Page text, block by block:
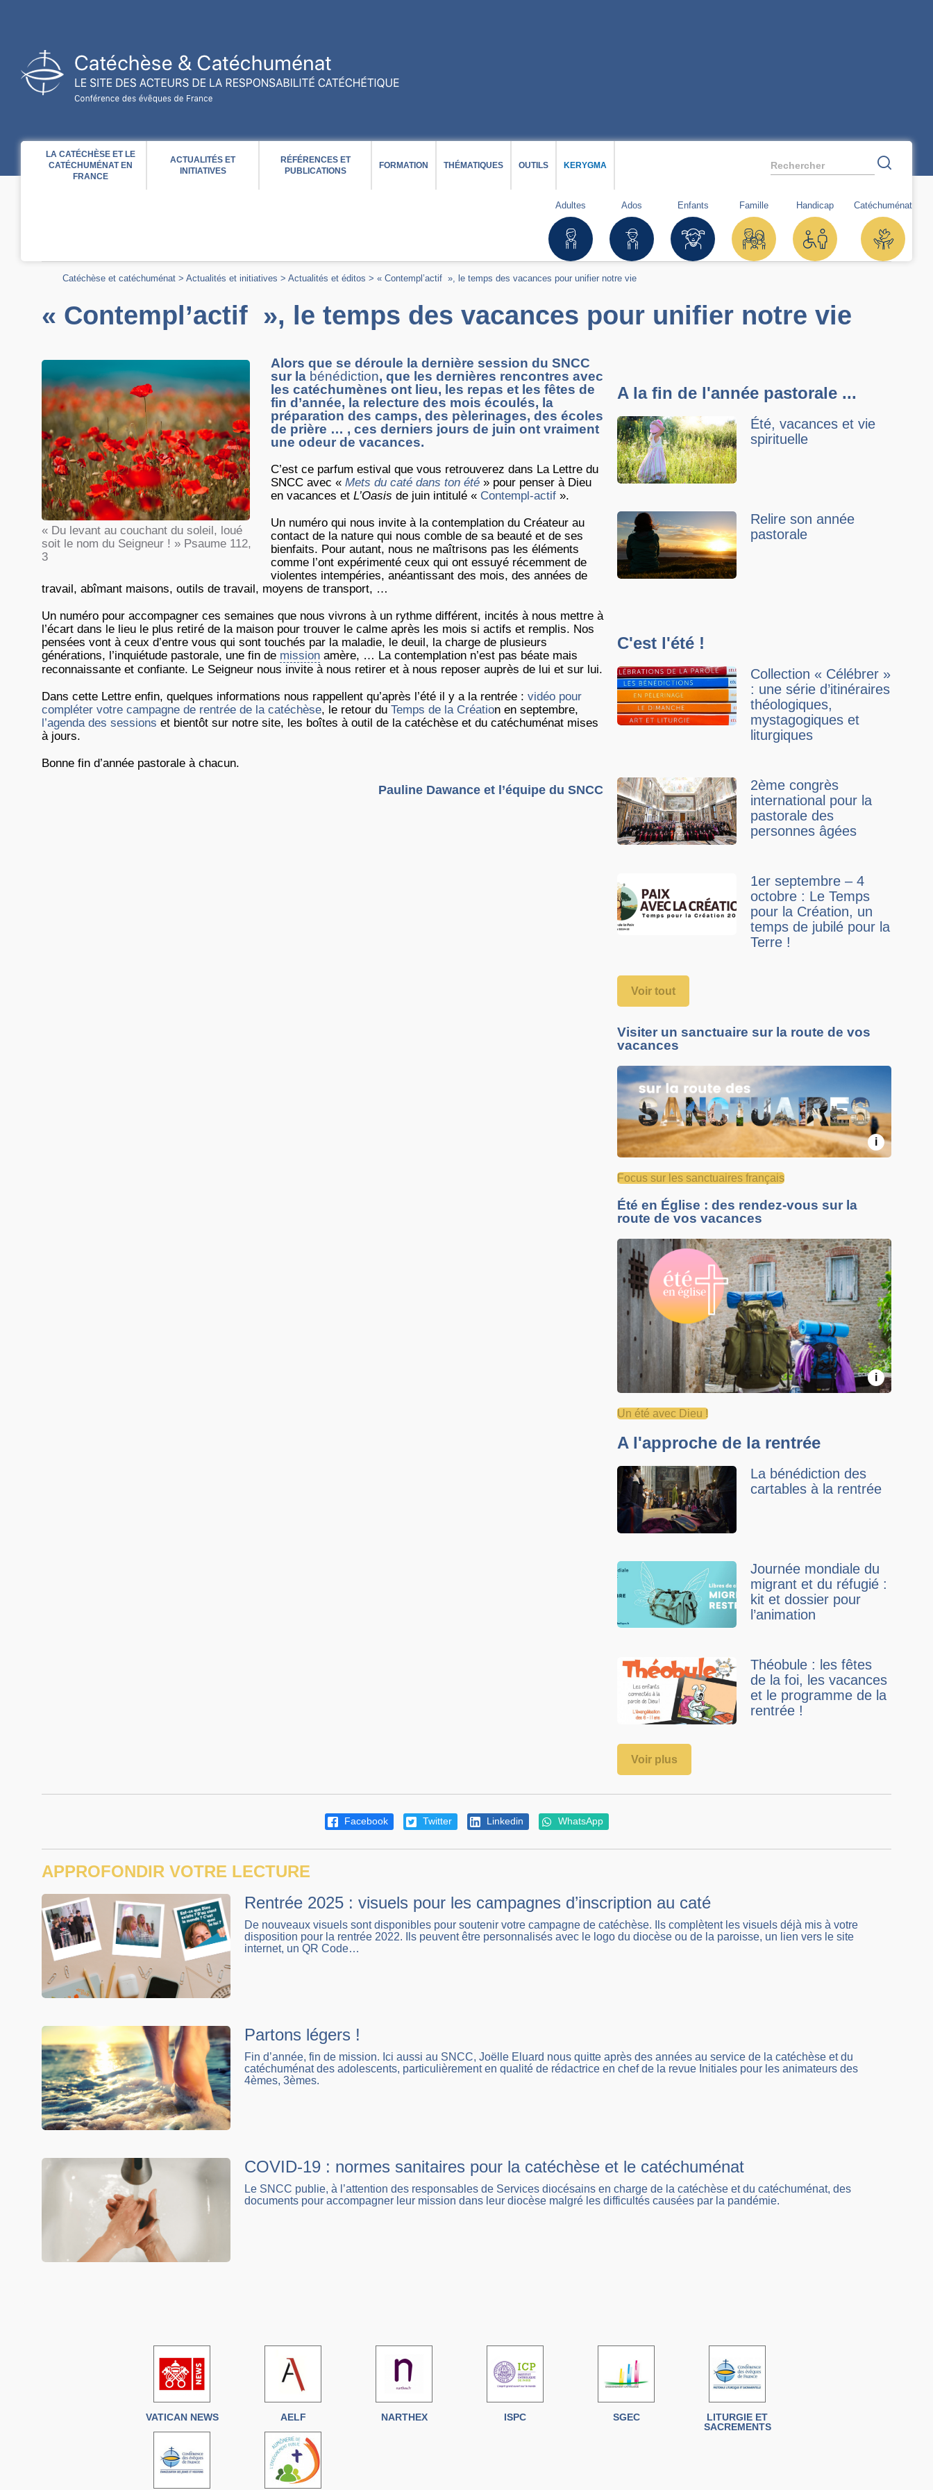
Rechercher
LA CATÉCHÈSE ET LE
CATÉCHUMÉNAT EN
FRANCE
ACTUALITÉS ET
INITIATIVES
RÉFÉRENCES ET
PUBLICATIONS
FORMATION THÉMATIQUES OUTILS KERYGMA
Adultes Ados Enfants Famille Handicap Catéchuménat
Catéchèse et catéchuménat > Actualités et initiatives > Actualités et éditos > « Contempl’actif », le temps des vacances pour unifier notre vie
« Contempl’actif », le temps des vacances pour unifier notre vie
« Du levant au couchant du soleil, loué
soit le nom du Seigneur ! » Psaume 112,
3
Alors que se déroule la dernière session du SNCC
sur la bénédiction, que les dernières rencontres avec
les catéchumènes ont lieu, les repas et les fêtes de
fin d’année, la relecture des mois écoulés, la
préparation des camps, des pèlerinages, des écoles
de prière … , ces derniers jours de juin ont vraiment
une odeur de vacances.
C’est ce parfum estival que vous retrouverez dans La Lettre du
SNCC avec « Mets du caté dans ton été » pour penser à Dieu
en vacances et L’Oasis de juin intitulé « Contempl-actif ».
Un numéro qui nous invite à la contemplation du Créateur au
contact de la nature qui nous comble de sa beauté et de ses
bienfaits. Pour autant, nous ne maîtrisons pas les éléments
comme l’ont expérimenté ceux qui ont essuyé récemment de
violentes intempéries, anéantissant des mois, des années de
travail, abîmant maisons, outils de travail, moyens de transport, …
Un numéro pour accompagner ces semaines que nous vivrons à un rythme différent, incités à nous mettre à
l’écart dans le lieu le plus retiré de la maison pour trouver le calme après les mois si actifs et remplis. Nos
pensées vont à ceux d’entre vous qui sont touchés par la maladie, le deuil, la charge de plusieurs
générations, l’inquiétude pastorale, une fin de mission amère, … La contemplation n’est pas béate mais
reconnaissante et confiante. Le Seigneur nous invite à nous retirer et à nous reposer auprès de lui et sur lui.
Dans cette Lettre enfin, quelques informations nous rappellent qu’après l’été il y a la rentrée : vidéo pour
compléter votre campagne de rentrée de la catéchèse, le retour du Temps de la Création en septembre,
l’agenda des sessions et bientôt sur notre site, les boîtes à outil de la catéchèse et du catéchuménat mises
à jours.
Bonne fin d’année pastorale à chacun.
Pauline Dawance et l’équipe du SNCC
A la fin de l'année pastorale ...
Été, vacances et vie
spirituelle
Relire son année
pastorale
C'est l'été !
Collection « Célébrer »
: une série d’itinéraires
théologiques,
mystagogiques et
liturgiques
2ème congrès
international pour la
pastorale des
personnes âgées
1er septembre – 4
octobre : Le Temps
pour la Création, un
temps de jubilé pour la
Terre !
Voir tout
Visiter un sanctuaire sur la route de vos
vacances
i
Focus sur les sanctuaires français
Été en Église : des rendez-vous sur la
route de vos vacances
i
Un été avec Dieu !
A l'approche de la rentrée
La bénédiction des
cartables à la rentrée
Journée mondiale du
migrant et du réfugié :
kit et dossier pour
l’animation
Théobule : les fêtes
de la foi, les vacances
et le programme de la
rentrée !
Voir plus
Facebook Twitter Linkedin WhatsApp
APPROFONDIR VOTRE LECTURE
Rentrée 2025 : visuels pour les campagnes d’inscription au caté
De nouveaux visuels sont disponibles pour soutenir votre campagne de catéchèse. Ils complètent les visuels déjà mis à votre
disposition pour la rentrée 2022. Ils peuvent être personnalisés avec le logo du diocèse ou de la paroisse, un lien vers le site
internet, un QR Code…
Partons légers !
Fin d’année, fin de mission. Ici aussi au SNCC, Joëlle Eluard nous quitte après des années au service de la catéchèse et du
catéchuménat des adolescents, particulièrement en qualité de rédactrice en chef de la revue Initiales pour les animateurs des
4èmes, 3èmes.
COVID-19 : normes sanitaires pour la catéchèse et le catéchuménat
Le SNCC publie, à l’attention des responsables de Services diocésains en charge de la catéchèse et du catéchuménat, des
documents pour accompagner leur mission dans leur diocèse malgré les difficultés causées par la pandémie.
VATICAN NEWS AELF NARTHEX ISPC SGEC
LITURGIE ET
SACREMENTS